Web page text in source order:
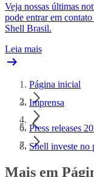
Veja nossas últimas
pode entrar em
Shell Brasil.
Leia mais
Página inicial
Imprensa
Press releases
Shell investe no
Mais em